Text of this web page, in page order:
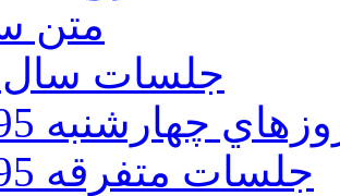
متن
جلسات سال 95
چهارشنبه 95
جلسات متفرقه 95